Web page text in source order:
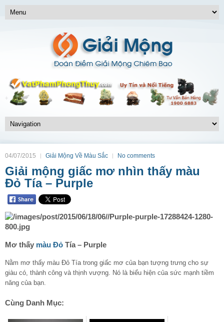
04/07/2015 Giải Mộng Về Màu Sắc No comments
Giải mộng giấc mơ nhìn thấy màu
Đỏ Tía – Purple
Mơ thấy màu Đỏ Tía – Purple
Nằm mơ thấy màu Đỏ Tía trong giấc mơ của bạn tượng trưng cho sự
giàu có, thành công và thịnh vượng. Nó là biểu hiện của sức mạnh tiềm
năng của bạn.
Cùng Danh Mục: